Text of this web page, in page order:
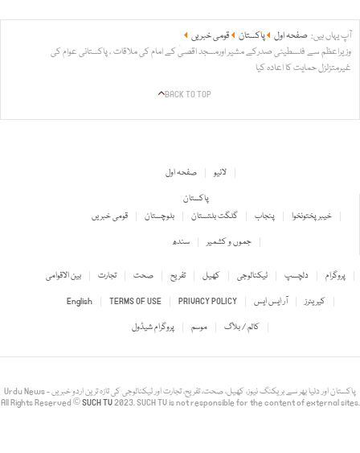
آپ یہاں ہیں: صفحہ اول پاکستان
قومی خبریں
وزیراعظم سے فلسطینی صدرکے مشیر اورمسجد اقصیٰ کے امام کی ملاقات ، پاکستانی عوام کی
غیرمتزلزل حمایت کا اعادہ کیا
BACK TO TOP
صفحہ اول
لائیو
پاکستان
قومی خبریں
بلوچستان گلگت بلتستان پنجاب
خیبر پختونخوا
سندھ
جموں و کشمیر
بین الاقوامی تجارت صحت تفریح کھیل ٹیکنالوجی دلچسپ
پروگرام
English
TERMS OF USE PRIVACY POLICY آر ایس ایس
کیریئرز
پروگرام شیڈول
موسم کالم / بلاگ
Urdu News - پاکستان اور دنیا بھر سے بریکنگ نیوز، کھیل، صحت، تفریح، تجارت اور ٹیکنالوجی کی تازہ ترین اردو خبریں
All Rights Reserved ©SUCH TV2023. SUCH TV is not responsible for the content of external sites.